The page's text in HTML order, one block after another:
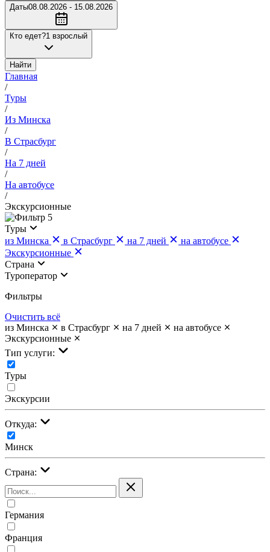
Даты08.08.2026 - 15.08.2026
Кто едет?1 взрослый
Найти
Главная
/
Туры
/
Из Минска
/
В Страсбург
/
На 7 дней
/
На автобусе
/
Экскурсионные
5
Туры
из Минска
в Страсбург на 7 дней
на автобусе
Экскурсионные
Страна
Туроператор
Фильтры
Очистить всё
из Минска
в Страсбург на 7 дней
на автобусе
Экскурсионные
Тип услуги:
Туры
Экскурсии
Откуда:
Минск
Страна:
Германия
Франция